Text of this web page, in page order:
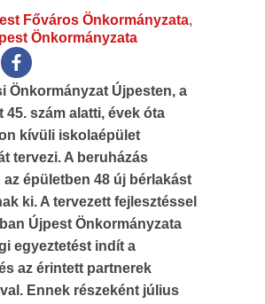
Főváros Önkormányzata,
Önkormányzata
Önkormányzat Újpesten, a
45. szám alatti, évek óta
kívüli iskolaépület
tervezi. A beruházás
az épületben 48 új bérlakást
ki. A tervezett fejlesztéssel
Újpest Önkormányzata
egyeztetést indít a
az érintett partnerek
Ennek részeként július